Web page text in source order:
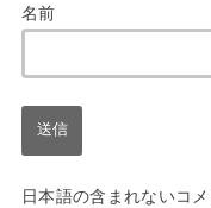
名前
日本語の含まれないコ